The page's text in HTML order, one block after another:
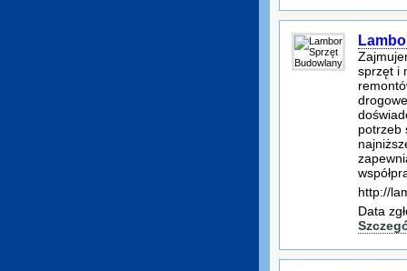
sprzęt i
potrzeb
http://
Data